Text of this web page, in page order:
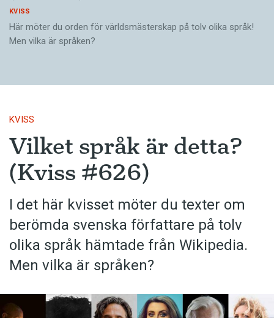
KVISS
Här möter du orden för världsmästerskap på tolv olika språk!
Men vilka är språken?
KVISS
Vilket språk är detta?
(Kviss #626)
I det här kvisset möter du texter om
berömda svenska författare på tolv
olika språk hämtade från Wikipedia.
Men vilka är språken?